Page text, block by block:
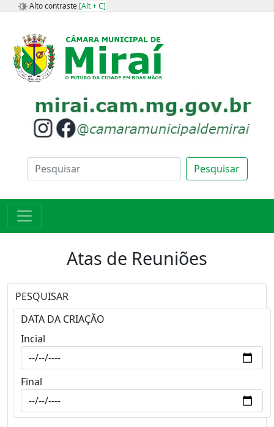
Alto contraste [Alt + C]
Pesquisar
Atas de Reuniões
PESQUISAR
DATA DA CRIAÇÃO
Incial
Final